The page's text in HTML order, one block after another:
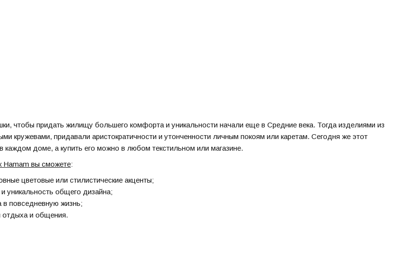
чтобы придать жилищу большего комфорта и уникальности начали еще в Средние века. Тогда изделиями из
кружевами, придавали аристократичности и утонченности личным покоям или каретам. Сегодня же этот
в каждом доме, а купить его можно в любом текстильном или магазине.
вы сможете:
цветовые или стилистические акценты;
уникальность общего дизайна;
в повседневную жизнь;
отдыха и общения.